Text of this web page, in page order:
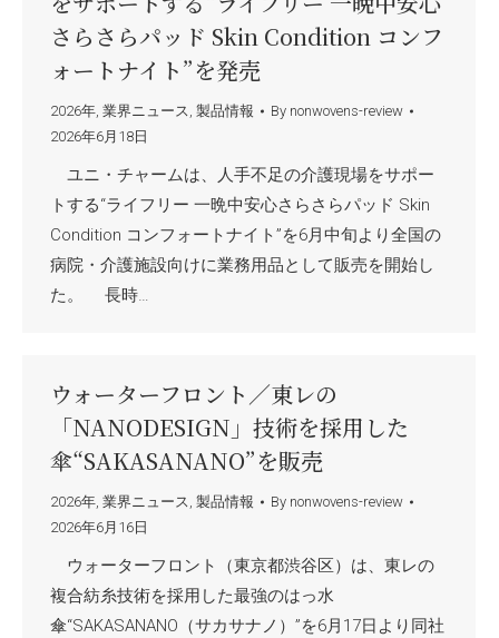
さらさらパッド Skin Condition コンフ
ォートナイト”を発売
2026年, 業界ニュース, 製品情報 By nonwovens-review
2026年6月18日
ユニ・チャームは、人手不足の介護現場をサポー
トする“ライフリー 一晩中安心さらさらパッド Skin
Condition コンフォートナイト”を6月中旬より全国の
病院・介護施設向けに業務用品として販売を開始し
た。 長時…
ウォーターフロント／東レの
「NANODESIGN」技術を採用した
傘“SAKASANANO”を販売
2026年, 業界ニュース, 製品情報 By nonwovens-review
2026年6月16日
ウォーターフロント（東京都渋谷区）は、東レの
複合紡糸技術を採用した最強のはっ水
傘“SAKASANANO（サカサナノ）”を6月17日より同社